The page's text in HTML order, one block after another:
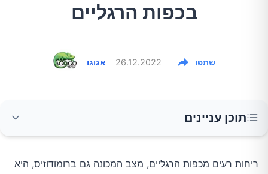
בכפות הרגליים
אגוגו 26.12.2022 שתפו
תוכן עניינים
מהם הגורמים לריחות מכפות הרגליים
ריחות רעים מכפות הרגליים, מצב המכונה גם ברומודוזיס, היא